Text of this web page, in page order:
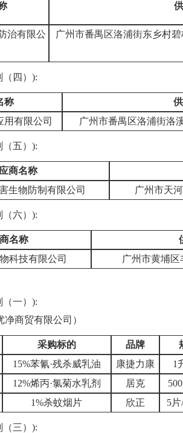
治有限公
广州市番禺区洛浦街东乡村
（四）):
称
用有限公司
广州市番禺区洛浦街洛
（五）):
商名称
生物防制有限公司
广州市天
（六）):
名称
科技有限公司
广州市黄埔区
（一）):
商贸有限公司）
采购标的 品牌
15%苯氰·残杀威乳油 康捷力康
1
12%烯丙·氯菊水乳剂 居克
1%杀蚊烟片 欣正 5
（三）):